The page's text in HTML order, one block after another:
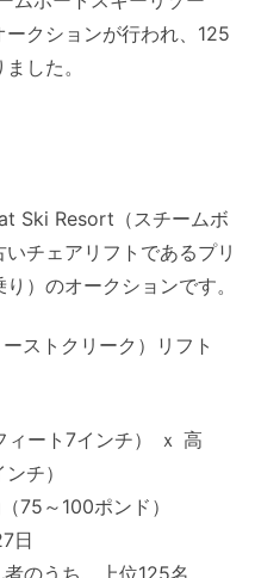
ークションが行われ、125
した。
Ski Resort（スチームボ
チェアリフトであるプリ
）のオークションです。
ストクリーク）リフト
ト7インチ） ｘ 高
チ）
100ポンド）
日
のうち、上位125名